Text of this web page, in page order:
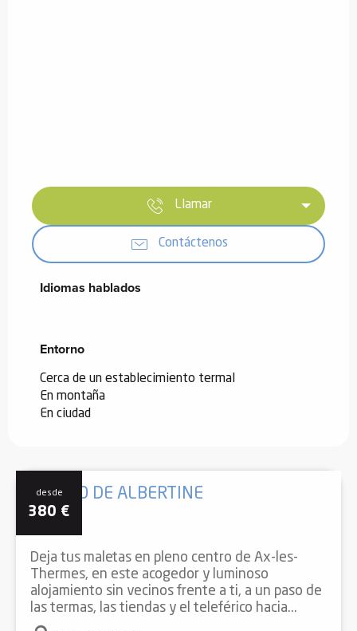
Llamar
Contáctenos
Idiomas hablados
Idiomas hablados
Entorno
Entorno
Cerca de un establecimiento termal
En montaña
En ciudad
desde
380 €
EL PISO DE ALBERTINE
Deja tus maletas en pleno centro de Ax-les-
Thermes, en este acogedor y luminoso
alojamiento sin vecinos frente a ti, a un paso de
las termas, las tiendas y el teleférico hacia...